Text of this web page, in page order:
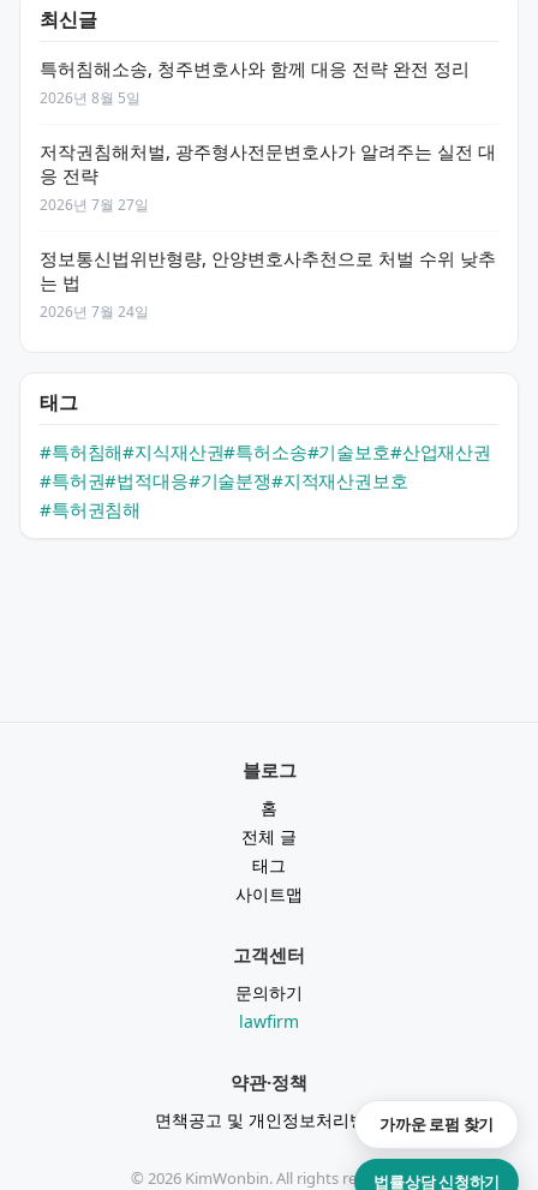
최신글
특허침해소송, 청주변호사와 함께 대응 전략 완전 정리
2026년 8월 5일
저작권침해처벌, 광주형사전문변호사가 알려주는 실전 대
응 전략
2026년 7월 27일
정보통신법위반형량, 안양변호사추천으로 처벌 수위 낮추
는 법
2026년 7월 24일
태그
#특허침해#지식재산권#특허소송#기술보호#산업재산권
#특허권#법적대응#기술분쟁#지적재산권보호
#특허권침해
블로그
홈
전체 글
태그
사이트맵
고객센터
문의하기
lawfirm
약관·정책
면책공고 및 개인정보처리방침
© 2026KimWonbin. All rights reserved.
가까운 로펌 찾기
법률상담 신청하기